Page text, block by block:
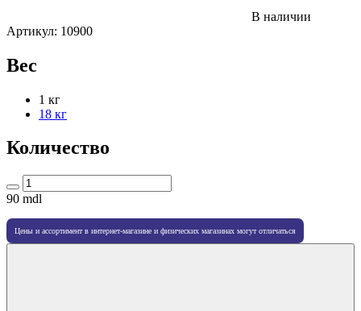
В наличии
Артикул: 10900
Вес
1 кг
18 кг
Количество
90 mdl
Цены и ассортимент в интернет-магазине и физических магазинах могут отличаться